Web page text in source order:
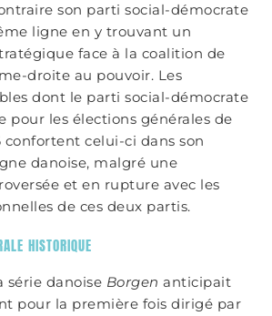
son parti social-démocrate
ligne en y trouvant un
face à la coalition de
droite au pouvoir. Les
dont le parti social-démocrate
pour les élections générales de
celui-ci dans son
danoise, malgré une
et en rupture avec les
de ces deux partis.
HISTORIQUE
série danoise Borgen anticipait
pour la première fois dirigé par